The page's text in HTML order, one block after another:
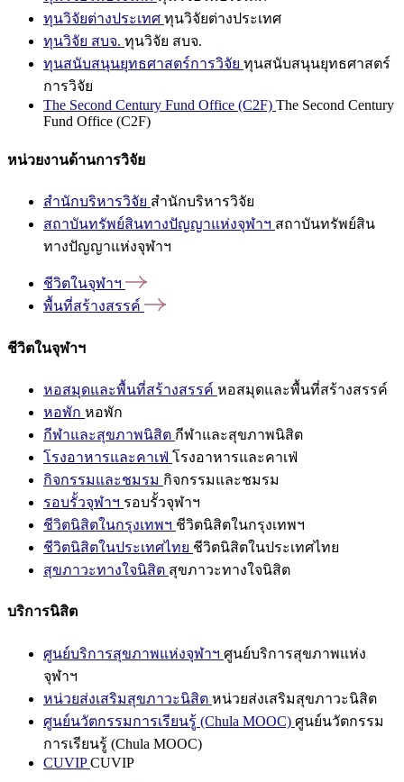
ทุนวิจัยต่างประเทศ ทุนวิจัยต่างประเทศ
ทุนวิจัย สบจ. ทุนวิจัย สบจ.
ทุนสนับสนุนยุทธศาสตร์การวิจัย ทุนสนับสนุนยุทธศาสตร์
การวิจัย
The Second Century Fund Office (C2F) The Second Century
Fund Office (C2F)
หน่วยงานด้านการวิจัย
สำนักบริหารวิจัย สำนักบริหารวิจัย
สถาบันทรัพย์สินทางปัญญาแห่งจุฬาฯ สถาบันทรัพย์สิน
ทางปัญญาแห่งจุฬาฯ
ชีวิตในจุฬาฯ
พื้นที่สร้างสรรค์
ชีวิตในจุฬาฯ
หอสมุดและพื้นที่สร้างสรรค์ หอสมุดและพื้นที่สร้างสรรค์
หอพัก หอพัก
กีฬาและสุขภาพนิสิต กีฬาและสุขภาพนิสิต
โรงอาหารและคาเฟ่ โรงอาหารและคาเฟ่
กิจกรรมและชมรม กิจกรรมและชมรม
รอบรั้วจุฬาฯ รอบรั้วจุฬาฯ
ชีวิตนิสิตในกรุงเทพฯ ชีวิตนิสิตในกรุงเทพฯ
ชีวิตนิสิตในประเทศไทย ชีวิตนิสิตในประเทศไทย
สุขภาวะทางใจนิสิต สุขภาวะทางใจนิสิต
บริการนิสิต
ศูนย์บริการสุขภาพแห่งจุฬาฯ ศูนย์บริการสุขภาพแห่ง
จุฬาฯ
หน่วยส่งเสริมสุขภาวะนิสิต หน่วยส่งเสริมสุขภาวะนิสิต
ศูนย์นวัตกรรมการเรียนรู้ (Chula MOOC) ศูนย์นวัตกรรม
การเรียนรู้ (Chula MOOC)
CUVIPCUVIP